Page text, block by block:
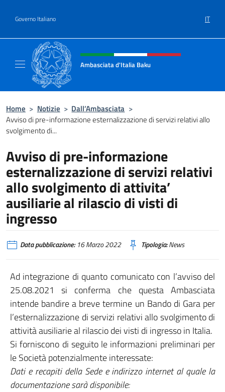
Governo Italiano IT
Intestazione sito, social e menù
Ambasciata d'Italia Baku
Home > Notizie > Dall’Ambasciata >
Avviso di pre-informazione esternalizzazione di servizi relativi allo
svolgimento di...
Avviso di pre-informazione
esternalizzazione di servizi relativi
allo svolgimento di attivita’
ausiliarie al rilascio di visti di
ingresso
Data pubblicazione:16 Marzo 2022 Tipologia:News
Ad integrazione di quanto comunicato con l’avviso del
25.08.2021 si conferma che questa Ambasciata
intende bandire a breve termine un Bando di Gara per
l’esternalizzazione di servizi relativi allo svolgimento di
attività ausiliarie al rilascio dei visti di ingresso in Italia.
Si forniscono di seguito le informazioni preliminari per
le Società potenzialmente interessate:
Dati e recapiti della Sede e indirizzo internet al quale la
documentazione sarà disponibile: